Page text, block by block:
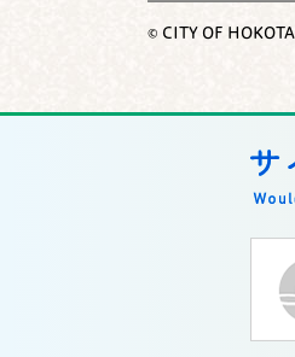
© CITY OF HOKOTA.